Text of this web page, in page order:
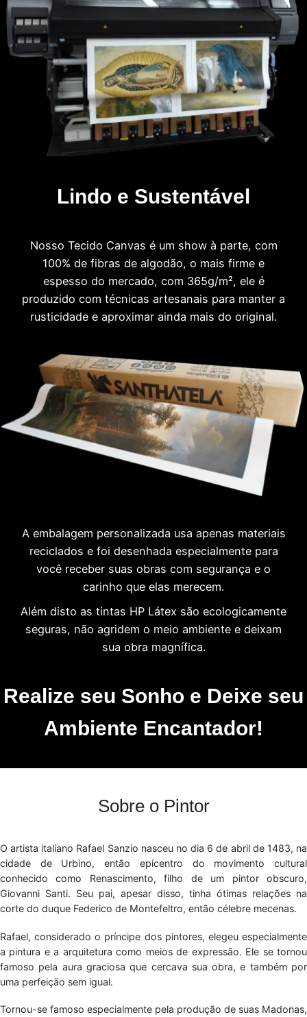
Lindo e Sustentável
Nosso Tecido Canvas é um show à parte, com
100% de fibras de algodão, o mais firme e
espesso do mercado, com 365g/m², ele é
produzido com técnicas artesanais para manter a
rusticidade e aproximar ainda mais do original.
A embalagem personalizada usa apenas materiais
reciclados e foi desenhada especialmente para
você receber suas obras com segurança e o
carinho que elas merecem.
Além disto as tintas HP Látex são ecologicamente
seguras, não agridem o meio ambiente e deixam
sua obra magnífica.
Realize seu Sonho e Deixe seu
Ambiente Encantador!
Sobre o Pintor
O artista italiano Rafael Sanzio nasceu no dia 6 de abril de 1483, na
cidade de Urbino, então epicentro do movimento cultural
conhecido como Renascimento, filho de um pintor obscuro,
Giovanni Santi. Seu pai, apesar disso, tinha ótimas relações na
corte do duque Federico de Montefeltro, então célebre mecenas.
Rafael, considerado o príncipe dos pintores, elegeu especialmente
a pintura e a arquitetura como meios de expressão. Ele se tornou
famoso pela aura graciosa que cercava sua obra, e também por
uma perfeição sem igual.
Tornou-se famoso especialmente pela produção de suas Madonas,